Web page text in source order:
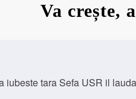
Va crește,